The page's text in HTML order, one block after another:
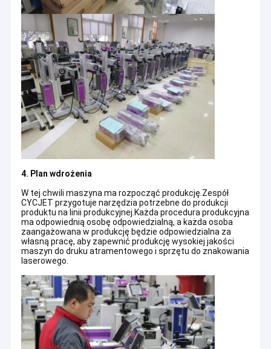
Produkty
O nas
Wycieczka po fabryce
Kontrola jakości
Skontaktuj się z nami
Poprosić o wycenę
Ręczna drukarka atramentowa
Przemysłowa drukarka atramentowa
Maszyna do znakowania laserowego
Maszyna do kodowania i znakowania
Drukarka atramentowa o wysokiej rozdzielczości
Termiczna drukarka atramentowa
4. Plan wdrożenia
W tej chwili maszyna ma rozpocząć produkcję.Zespół
CYCJET przygotuje narzędzia potrzebne do produkcji
produktu na linii produkcyjnej.Każda procedura produkcyjna
ma odpowiednią osobę odpowiedzialną, a każda osoba
zaangażowana w produkcję będzie odpowiedzialna za
własną pracę, aby zapewnić produkcję wysokiej jakości
maszyn do druku atramentowego i sprzętu do znakowania
laserowego.
SZANGHAJ YUCHANG INDUSTRIAL CO., LTD, do którego odnosi
--- Profesjonalna ręczna drukarka atramentowa i
producent przenośnych rozwiązań do znakowania z siedzibą w
Szanghaju w Chinach.
CYCJETpolega na centrali, która ma ekspertów z ponad 16-
letnim doświadczeniem i duchem innowacji, aby zapewnić
jakość i niezawodność produktu oraz przyszły rozwój firmy.